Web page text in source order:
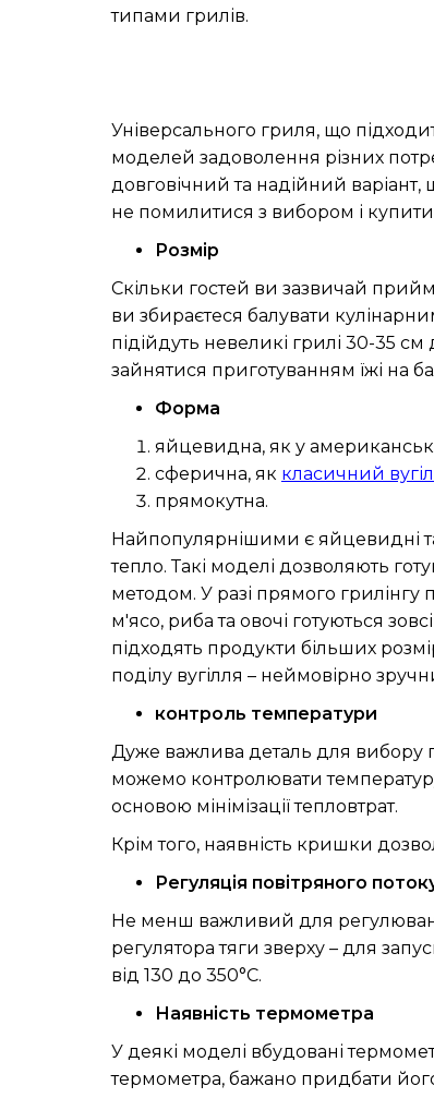
типами грилів.
Універсального гриля, що
моделей задоволення різних
довговічний та надійний
не помилитися з вибором і
Розмір
Скільки гостей ви зазвичай
ви збираєтеся балувати
підійдуть невеликі грилі 30-35 см
зайнятися приготуванням їжі на
Форма
яйцевидна, як у
сферична, як класичний
прямокутна.
Найпопулярнішими є яйцевидні та
тепло. Такі моделі дозволяють
методом. У разі прямого
м'ясо, риба та овочі готуються
підходять продукти більших
поділу вугілля – неймовірно
контроль температури
Дуже важлива деталь для вибору
можемо контролювати
основою мінімізації тепловтрат.
Крім того, наявність кришки
Регуляція повітряного
Не менш важливий для
регулятора тяги зверху – для
від 130 до 350°С.
Наявність термометра
У деякі моделі вбудовані
термометра, бажано придбати